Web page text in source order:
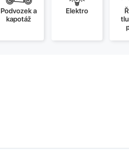
Podvozek a
kapotáž
Elektro